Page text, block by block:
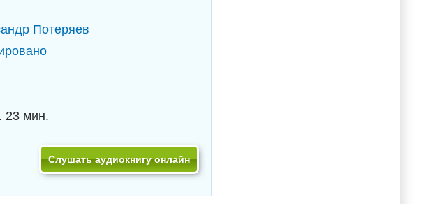
Потеряев
23 мин.
Слушать аудиокнигу онлайн